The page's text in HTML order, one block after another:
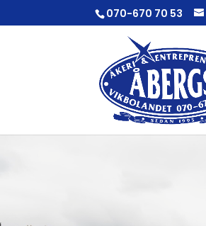
070-670 70 53